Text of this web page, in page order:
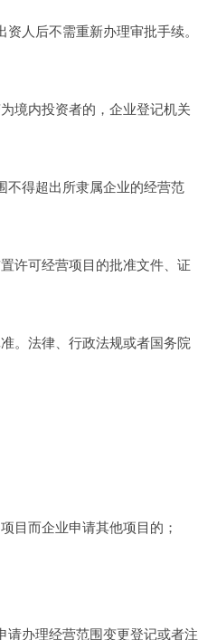
人后不需重新办理审批手续。
境内投资者的，企业登记机关
得超出所隶属企业的经营范
许可经营项目的批准文件、证
。法律、行政法规或者国务院
目而企业申请其他项目的；
办理经营范围变更登记或者注